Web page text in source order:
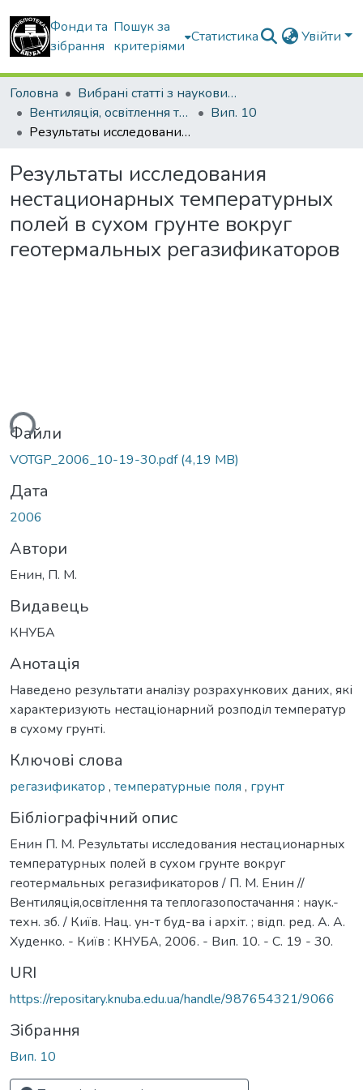
Фонди та
зібрання
Пошук за
критеріями
Статистика Увійти
Головна
Вибрані статті з наукових збірників КНУБА
Вентиляція, освітлення та теплогазопостачання
Вип. 10
Результаты исследования нестационарных температурных полей в сухом грунте вокруг геотермальных регазификаторов
Результаты исследования
нестационарных температурных
полей в сухом грунте вокруг
геотермальных регазификаторов
Файли
VOTGP_2006_10-19-30.pdf(4,19 MB)
Дата
2006
Автори
Енин, П. М.
Видавець
КНУБА
Анотація
Наведено результати аналізу розрахункових даних, які
характеризують нестаціонарний розподіл температур
в сухому грунті.
Ключові слова
регазификатор , температурные поля , грунт
Бібліографічний опис
Енин П. М. Результаты исследования нестационарных
температурных полей в сухом грунте вокруг
геотермальных регазификаторов / П. М. Енин //
Вентиляція,освітлення та теплогазопостачання : наук.-
техн. зб. / Київ. Нац. ун-т буд-ва і архіт. ; відп. ред. А. А.
Худенко. - Київ : КНУБА, 2006. - Вип. 10. - С. 19 - 30.
URI
https://repositary.knuba.edu.ua/handle/987654321/9066
Зібрання
Вип. 10